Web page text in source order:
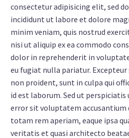
consectetur adipisicing elit, sed
incididunt ut labore et dolore
minim veniam, quis nostrud
nisi ut aliquip ex ea commodo
dolor in reprehenderit in
eu fugiat nulla pariatur.
non proident, sunt in culpa qui
id est laborum. Sed ut
error sit voluptatem accusantium
totam rem aperiam, eaque ipsa
veritatis et quasi architecto